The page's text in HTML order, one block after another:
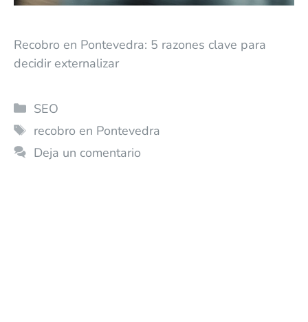
Recobro en Pontevedra: 5 razones clave para
decidir externalizar
SEO
recobro en Pontevedra
Deja un comentario